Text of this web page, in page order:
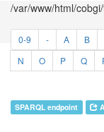
/var/www/html/
0-9 - A B
N
O P Q
SPARQL endpoint